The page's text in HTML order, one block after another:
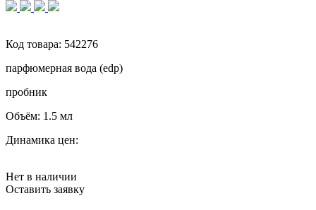
Код товара: 542276
парфюмерная вода (edp)
пробник
Объём: 1.5 мл
Динамика цен:
Нет в наличии
Оставить заявку